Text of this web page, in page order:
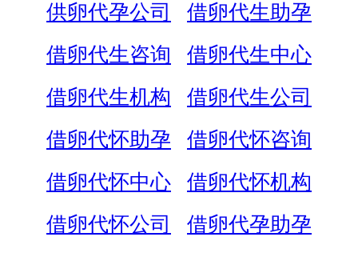
供卵代孕公司
借卵代生助孕
借卵代生咨询
借卵代生中心
借卵代生机构
借卵代生公司
借卵代怀助孕
借卵代怀咨询
借卵代怀中心
借卵代怀机构
借卵代怀公司
借卵代孕助孕